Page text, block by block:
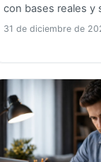
con bases reales y
31 de diciembre de